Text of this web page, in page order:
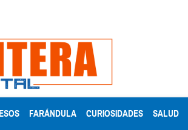
FARÁNDULA CURIOSIDADES SALUD